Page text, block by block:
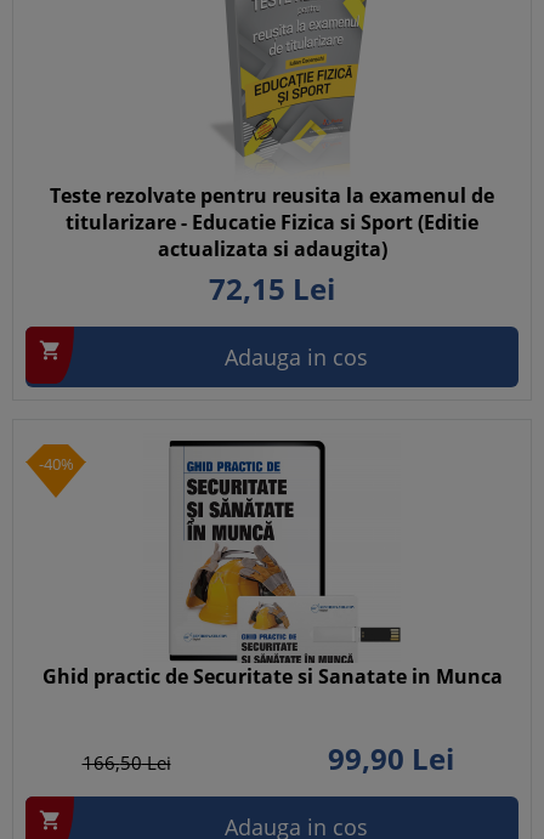
Teste rezolvate pentru reusita la examenul de
titularizare - Educatie Fizica si Sport (Editie
actualizata si adaugita)
72,15 Lei
 Adauga in cos
-40%
Ghid practic de Securitate si Sanatate in Munca
166,50Lei 99,90 Lei
 Adauga in cos